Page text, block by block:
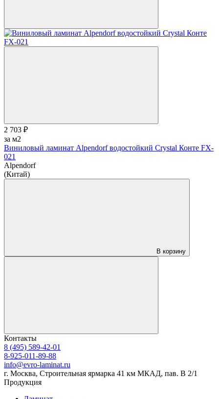
2 703 ₽
за м2
Виниловый ламинат Alpendorf водостойкий Crystal Конте FX-
021
Alpendorf
(Китай)
В корзину
Контакты
8 (495) 589-42-01
8-925-011-89-88
info@evro-laminat.ru
г. Москва, Строительная ярмарка 41 км МКАД, пав. В 2/1
Продукция